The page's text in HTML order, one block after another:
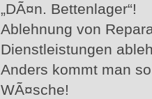
„DÃ¤n. Bettenlager“!
Ablehnung von
Dienstleistungen
Anders kommt man
WÃ¤sche!